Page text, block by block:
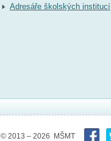
Adresáře školských institucí
© 2013 – 2026 MŠMT